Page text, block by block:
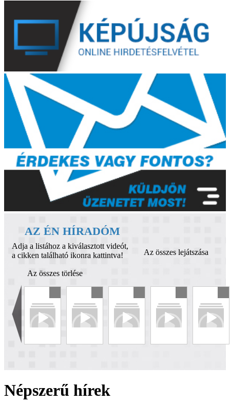
AZ ÉN HÍRADÓM
Adja a listához a kiválasztott videót,
a cikken található ikonra kattintva!
Az összes lejátszása
Az összes törlése
Népszerű hírek